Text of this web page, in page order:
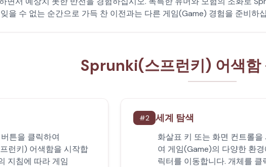
을 수 없는 순간으로 가득 찬 이전과는 다른 게임(Game) 경험을 준비
Sprunki(스프런키) 어색함
튼을 클릭하여
런키) 어색함을 시작합
지침에 따라 게임
#2 세계 탐색
화살표 키 또는 화면 컨트롤을
여 게임(Game)의 다양한 환경
릭터를 이동합니다. 개체를 클